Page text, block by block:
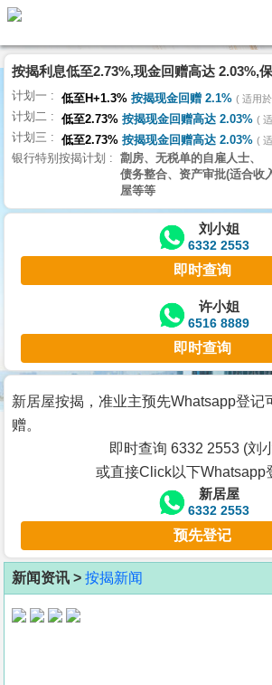
代
理
主
页
搵
楼/
交
业
主
宅
谷
按
客
地
产
按揭利息低至2.73%,现金回赠高达 2.03%,
计划一 低至H+1.3% 按揭现金回赠 2.1% 适用
计划二 低至2.73% 按揭现金回赠高达 2.03%
计划三 低至2.73% 按揭现金回赠高达 2.03%
银行特别按揭计划
劏房、无税单的自雇人士、
债务整合、资产审批(适合收
屋等等
刘小姐
6332 2553
即时查询
许小姐
6516 8889
即时查询
新居屋按揭，准业主预先Whatsapp登记
赠。
即时查询 6332 2553 (刘
或直接Click以下Whatsapp
新居屋
6332 2553
预先登记
新闻资讯 > 按揭新闻